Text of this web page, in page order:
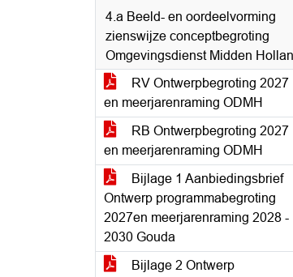
4.a Beeld- en oordeelvorming
zienswijze conceptbegroting
Omgevingsdienst Midden
RV Ontwerpbegroting 2027
en meerjarenraming ODMH
RB Ontwerpbegroting 2027
en meerjarenraming ODMH
Bijlage 1 Aanbiedingsbrief
Ontwerp programmabegroting
2027en meerjarenraming 2028 -
2030 Gouda
Bijlage 2 Ontwerp